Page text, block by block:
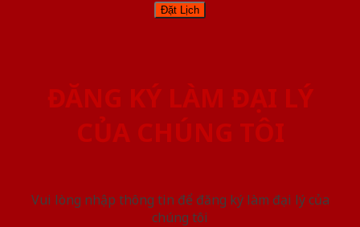
ĐĂNG KÝ LÀM ĐẠI LÝ
CỦA CHÚNG TÔI
Vui lòng nhập thông tin để đăng ký làm đại lý của
chúng tôi